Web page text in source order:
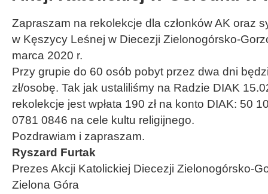
Zapraszam na rekolekcje dla członków AK oraz
w Kęszycy Leśnej w Diecezji Zielonogórsko-
marca 2020 r.
Przy grupie do 60 osób pobyt przez dwa dni
zł/osobę. Tak jak ustaliliśmy na Radzie DIAK
rekolekcje jest wpłata 190 zł na konto DIAK: 50
0781 0846 na cele kultu religijnego.
Pozdrawiam i zapraszam.
Ryszard Furtak
Prezes Akcji Katolickiej Diecezji Zielonogórsko-
Zielona Góra